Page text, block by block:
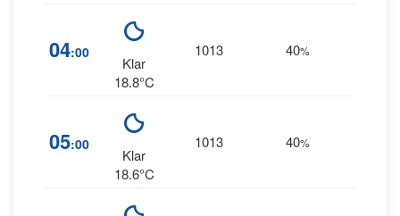
04:00
Klar
18.8°C
1013 40%
05:00
Klar
18.6°C
1013 40%